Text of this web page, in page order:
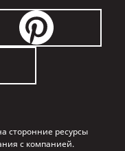
сторонние ресурсы
с компанией.